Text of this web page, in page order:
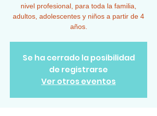
nivel profesional, para toda la familia,
adultos, adolescentes y niños a partir de 4
años.
Se ha cerrado la posibilidad
de registrarse
Ver otros eventos